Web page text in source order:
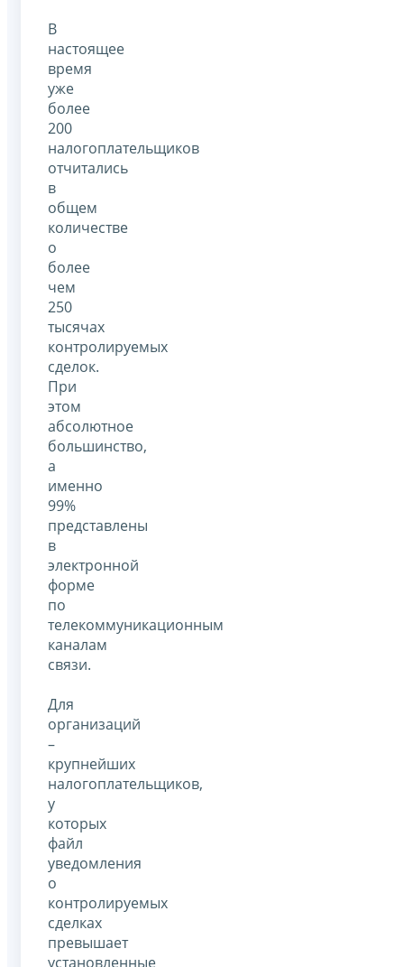
В
настоящее
время
уже
более
200
налогоплательщиков
отчитались
в
общем
количестве
о
более
чем
250
тысячах
контролируемых
сделок.
При
этом
абсолютное
большинство,
а
именно
99%
представлены
в
электронной
форме
по
телекоммуникационным
каналам
связи.
Для
организаций
–
крупнейших
налогоплательщиков,
у
которых
файл
уведомления
о
контролируемых
сделках
превышает
установленные